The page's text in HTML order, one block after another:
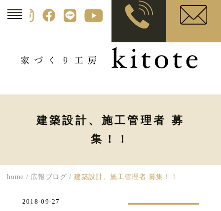
建築設計、施工管理者 募
集！！
home / 広報ブログ / 建築設計、施工管理者 募集！！
2018-09-27